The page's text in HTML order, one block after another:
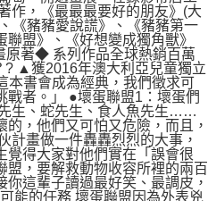
作，《最最最要好的朋友》(大
《豬豬愛說謊》、《豬豬第一
盟》、《好想變成獨角獸》
著◆ 系列作品全球熱銷百萬
? ▲獲2016年澳大利亞兒童獨立
本書會成為經典，我們徵求可
戰者。」 ●壞蛋聯盟1：壞蛋們
生、蛇先生、食人魚先生……
，他們又可怕又危險，而且，
畫做一件轟轟烈烈的大事，
覺得大家對他們實在「誤會很
盟，要解救動物收容所裡的兩百
這輩子讀過最好笑、最調皮，
能的任務 壞蛋聯盟因為外表兇